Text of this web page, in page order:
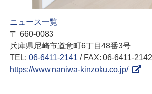
ニュース一覧
〒 660-0083
兵庫県尼崎市道意町6丁目48番3号
TEL: 06-6411-2141 / FAX: 06-6411-2142
https://www.naniwa-kinzoku.co.jp/